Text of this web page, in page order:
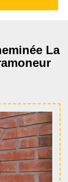
La